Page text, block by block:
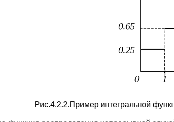
Рис.4.2.2.Пример интегральной